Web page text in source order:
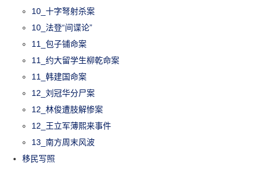
10_十字弩射杀案
10_法登“间谍论”
11_包子铺命案
11_约大留学生柳乾命案
11_韩建国命案
12_刘冠华分尸案
12_林俊遭肢解惨案
12_王立军薄熙来事件
13_南方周末风波
移民写照